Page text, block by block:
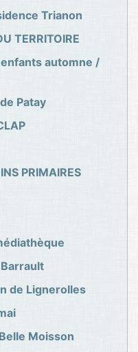
Trianon
TERRITOIRE
automne /
Patay
PRIMAIRES
de Lignerolles
Moisson